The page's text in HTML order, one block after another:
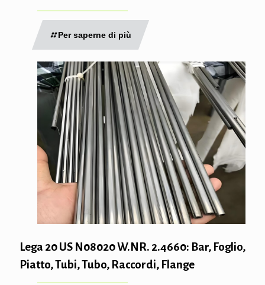
Per saperne di più
Lega 20 US N08020 W.NR. 2.4660: Bar, Foglio,
Piatto, Tubi, Tubo, Raccordi, Flange